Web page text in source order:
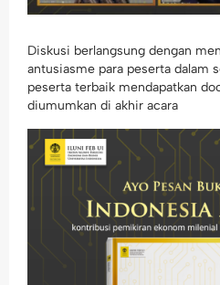
Diskusi berlangsung dengan
antusiasme para peserta dalam
peserta terbaik mendapatkan
diumumkan di akhir acara